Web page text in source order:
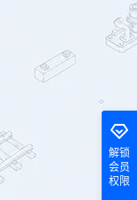
解锁
会员
权限